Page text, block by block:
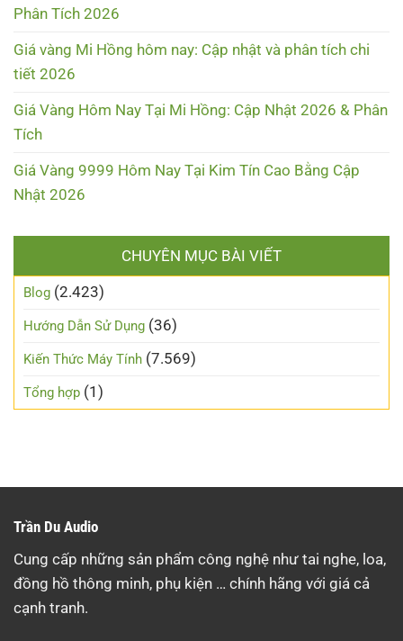
Phân Tích 2026
Giá vàng Mi Hồng hôm nay: Cập nhật và phân tích chi
tiết 2026
Giá Vàng Hôm Nay Tại Mi Hồng: Cập Nhật 2026 & Phân
Tích
Giá Vàng 9999 Hôm Nay Tại Kim Tín Cao Bằng Cập
Nhật 2026
CHUYÊN MỤC BÀI VIẾT
Blog (2.423)
Hướng Dẫn Sử Dụng (36)
Kiến Thức Máy Tính (7.569)
Tổng hợp (1)
Trần Du Audio
Cung cấp những sản phẩm công nghệ như tai nghe, loa,
đồng hồ thông minh, phụ kiện … chính hãng với giá cả
cạnh tranh.